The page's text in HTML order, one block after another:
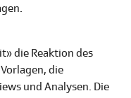
die Reaktion des
die
und Analysen. Die